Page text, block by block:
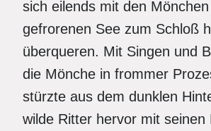
sich eilends mit den
gefrorenen See zum Schloß
überqueren. Mit Singen und
die Mönche in frommer
stürzte aus dem dunklen
wilde Ritter hervor mit seinen